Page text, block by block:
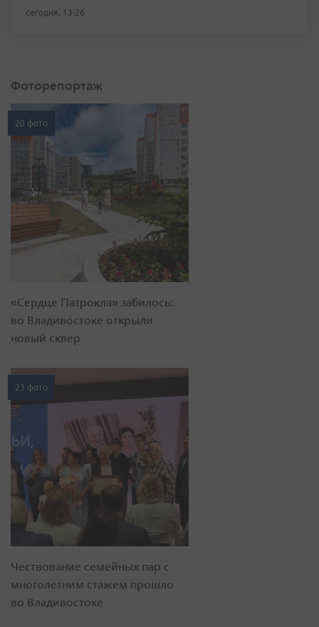
сегодня, 13:26
Фоторепортаж
20 фото
«Сердце Патрокла» забилось:
во Владивостоке открыли
новый сквер
23 фото
Чествование семейных пар с
многолетним стажем прошло
во Владивостоке